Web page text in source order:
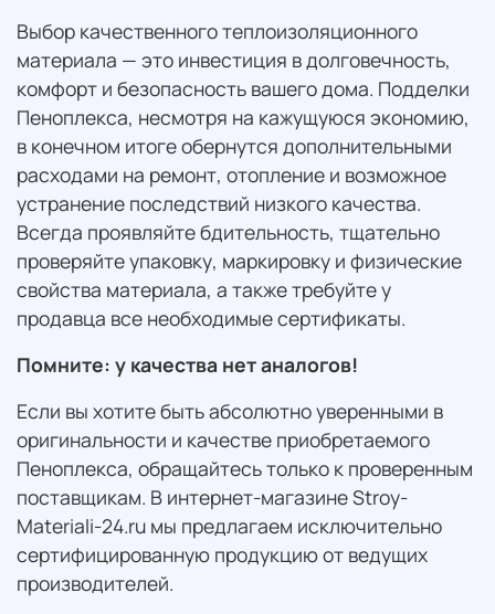
Выбор качественного теплоизоляционного
материала — это инвестиция в долговечность,
комфорт и безопасность вашего дома. Подделки
Пеноплекса, несмотря на кажущуюся экономию,
в конечном итоге обернутся дополнительными
расходами на ремонт, отопление и возможное
устранение последствий низкого качества.
Всегда проявляйте бдительность, тщательно
проверяйте упаковку, маркировку и физические
свойства материала, а также требуйте у
продавца все необходимые сертификаты.
Помните: у качества нет аналогов!
Если вы хотите быть абсолютно уверенными в
оригинальности и качестве приобретаемого
Пеноплекса, обращайтесь только к проверенным
поставщикам. В интернет-магазине Stroy-
Materiali-24.ru мы предлагаем исключительно
сертифицированную продукцию от ведущих
производителей.